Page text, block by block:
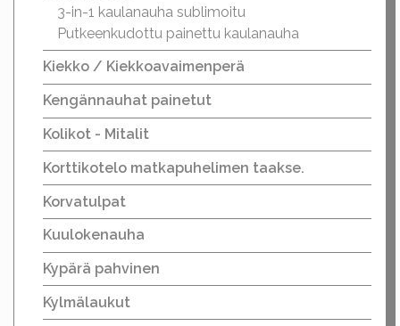
3-in-1 kaulanauha sublimoitu
Putkeenkudottu painettu kaulanauha
Kiekko / Kiekkoavaimenperä
Kengännauhat painetut
Kolikot - Mitalit
Korttikotelo matkapuhelimen taakse.
Korvatulpat
Kuulokenauha
Kypärä pahvinen
Kylmälaukut